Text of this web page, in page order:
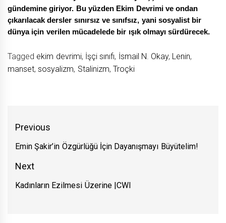
gündemine giriyor. Bu yüzden Ekim Devrimi ve ondan
çıkarılacak dersler sınırsız ve sınıfsız, yani sosyalist bir
dünya için verilen mücadelede bir ışık olmayı sürdürecek.
Tagged ekim devrimi, İşçi sınıfı, İsmail N. Okay, Lenin,
manset,sosyalizm, Stalinizm, Troçki
Yazı
Previous
Previous
Emin Şakir’in Özgürlüğü İçin Dayanışmayı Büyütelim!
Next
Next
Kadınların Ezilmesi Üzerine |CWI